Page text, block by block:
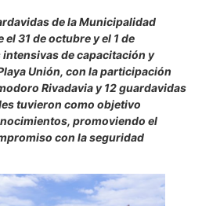
de la Municipalidad
31 de octubre y el 1 de
de capacitación y
Unión, con la participación
Rivadavia y 12 guardavidas
tuvieron como objetivo
promoviendo el
con la seguridad